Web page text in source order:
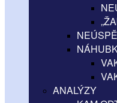
ANALÝZY